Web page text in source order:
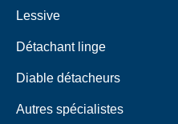
Lessive
Détachant linge
Diable détacheurs
Autres spécialistes